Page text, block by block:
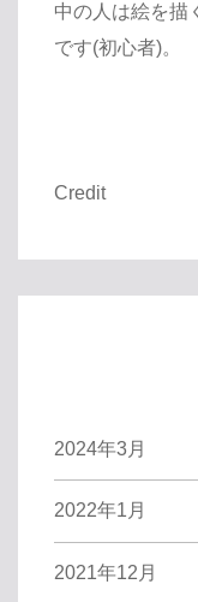
中の人は絵を描
です(初心者)。
Credit
2024年3月
2022年1月
2021年12月